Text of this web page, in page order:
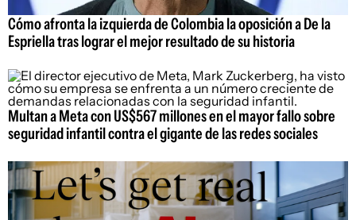
Cómo afronta la izquierda de Colombia la oposición a De la
Espriella tras lograr el mejor resultado de su historia
Multan a Meta con US$567 millones en el mayor fallo sobre
seguridad infantil contra el gigante de las redes sociales